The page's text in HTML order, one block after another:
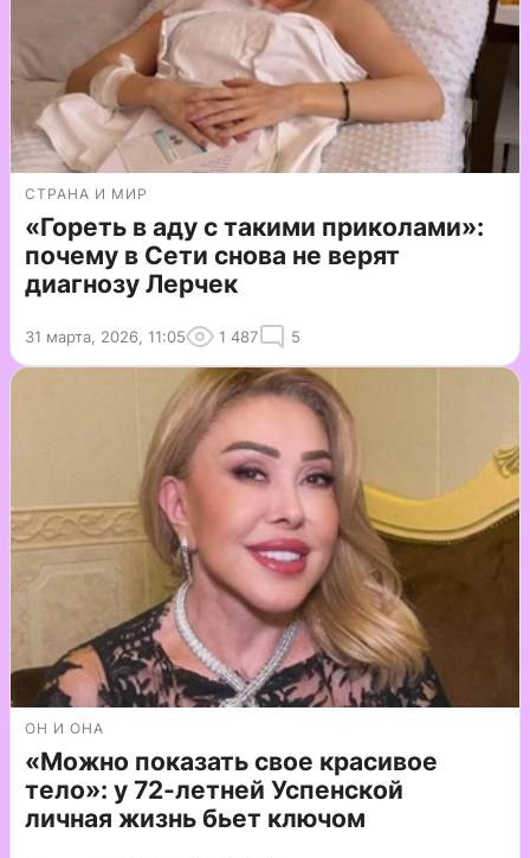
СТРАНА И МИР
«Гореть в аду с такими приколами»:
почему в Сети снова не верят
диагнозу Лерчек
31 марта, 2026, 11:05 1 487 5
ОН И ОНА
«Можно показать свое красивое
тело»: у 72-летней Успенской
личная жизнь бьет ключом